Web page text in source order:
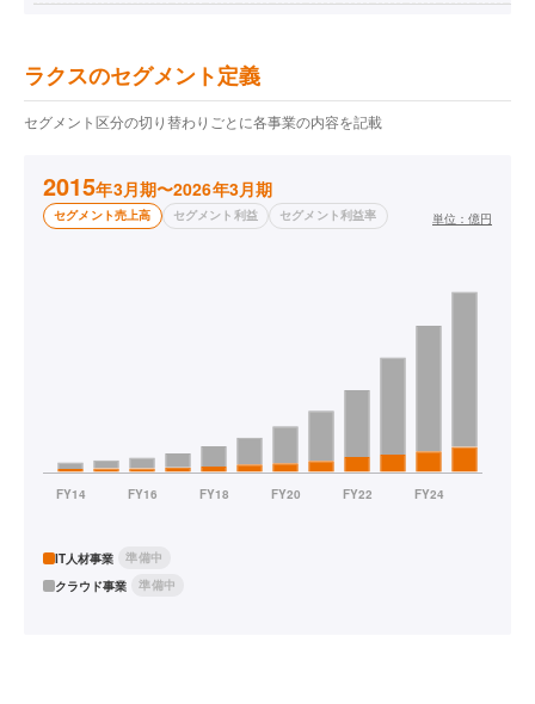
ラクスのセグメント定義
セグメント区分の切り替わりごとに各事業の内容を記載
2015年3月期〜2026年3月期
セグメント売上高 セグメント利益 セグメント利益率 単位： 億円
IT人材事業
準備中
クラウド事業
準備中